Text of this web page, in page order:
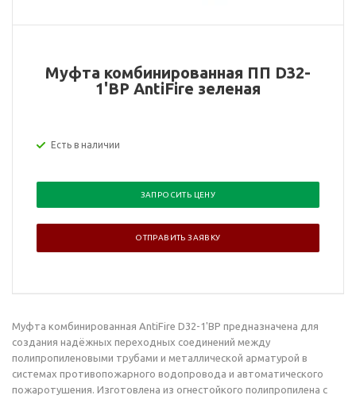
Муфта комбинированная ПП D32-
1'ВР AntiFire зеленая
Есть в наличии
ЗАПРОСИТЬ ЦЕНУ
ОТПРАВИТЬ ЗАЯВКУ
Муфта комбинированная AntiFire D32-1'ВР предназначена для
создания надёжных переходных соединений между
полипропиленовыми трубами и металлической арматурой в
системах противопожарного водопровода и автоматического
пожаротушения. Изготовлена из огнестойкого полипропилена с